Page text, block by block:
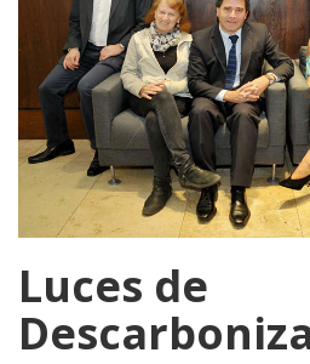
Luces de